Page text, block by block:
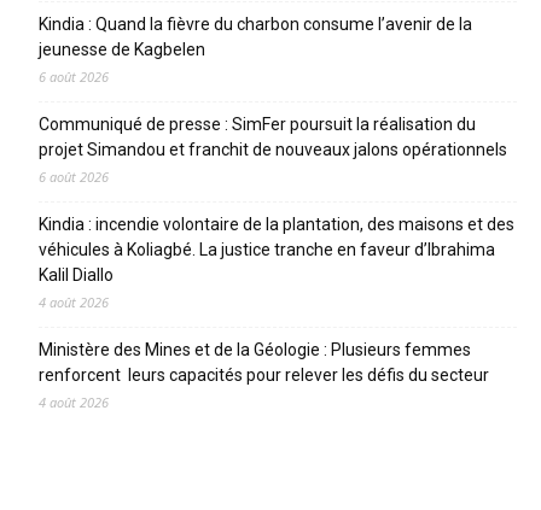
Kindia : Quand la fièvre du charbon consume l’avenir de la
jeunesse de Kagbelen
6 août 2026
Communiqué de presse : SimFer poursuit la réalisation du
projet Simandou et franchit de nouveaux jalons opérationnels
6 août 2026
Kindia : incendie volontaire de la plantation, des maisons et des
véhicules à Koliagbé. La justice tranche en faveur d’Ibrahima
Kalil Diallo
4 août 2026
Ministère des Mines et de la Géologie : Plusieurs femmes
renforcent leurs capacités pour relever les défis du secteur
4 août 2026